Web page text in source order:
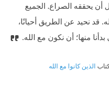
أن يحققه الصراع. الجميع
قد نحيد عن الطريق أحيانًا،
منها؛ أن نكون مع الله.
الذين كانوا مع الله